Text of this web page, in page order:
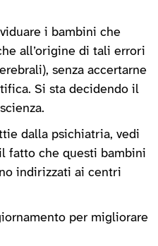
i bambini che
all’origine di tali errori
senza accertarne
Si sta decidendo il
dalla psichiatria, vedi
fatto che questi bambini
indirizzati ai centri
per migliorare